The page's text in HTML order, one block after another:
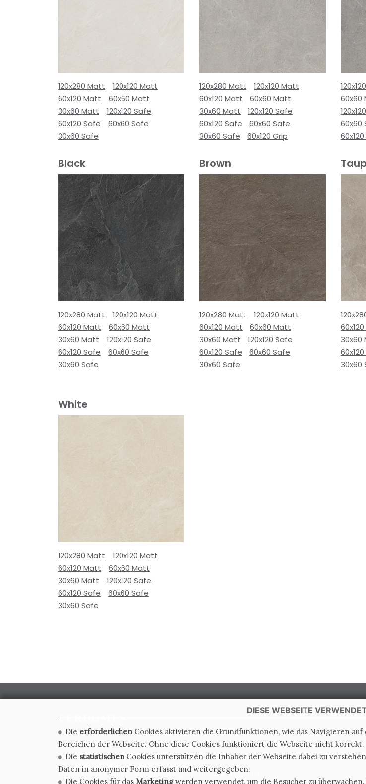
120x280 Matt
120x120 Matt
60x120 Matt
60x60 Matt
30x60 Matt
120x120 Safe
60x120 Safe
60x60 Safe
30x60 Safe
120x280 Matt
120x120 Matt
60x120 Matt
60x60 Matt
30x60 Matt
120x120 Safe
60x120 Safe
60x60 Safe
30x60 Safe
60x120 Grip
60x60
60x60
Black
120x280 Matt
120x120 Matt
60x120 Matt
60x60 Matt
30x60 Matt
120x120 Safe
60x120 Safe
60x60 Safe
30x60 Safe
Brown
120x280 Matt
120x120 Matt
60x120 Matt
60x60 Matt
30x60 Matt
120x120 Safe
60x120 Safe
60x60 Safe
30x60 Safe
30x60
30x60
White
120x280 Matt
120x120 Matt
60x120 Matt
60x60 Matt
30x60 Matt
120x120 Safe
60x120 Safe
60x60 Safe
30x60 Safe
CERDOMUS S.R.L.
Via Emilia Ponente, 1000 - 48014 Castel Bolognese (RA) Italy
Tel. +39.0546.652111 - Email: info@cerdomus.com
Codice Fiscale e numero iscrizione al registro imprese di Ravenna
DIESE WEBSEITE
Die erforderlichen Cookies aktivieren die Grundfunktionen, wie das Navigieren
Bereichen der Webseite. Ohne diese Cookies funktioniert die Webseite nicht korrekt.
Die statistischen Cookies unterstützen die Inhaber der Webseite dabei zu
Daten in anonymer Form erfasst und weitergegeben.
Die Cookies für das Marketingwerden verwendet, um die Besucher zu